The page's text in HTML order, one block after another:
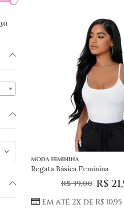
MODA FEMININA
Regata Básica Feminina
R$39,00 R$
Em até 2x de R$ 10,95